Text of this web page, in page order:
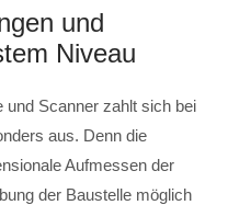
und
Niveau
Scanner zahlt sich bei
aus. Denn die
Aufmessen der
der Baustelle möglich